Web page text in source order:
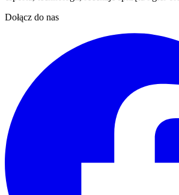
Dołącz do nas